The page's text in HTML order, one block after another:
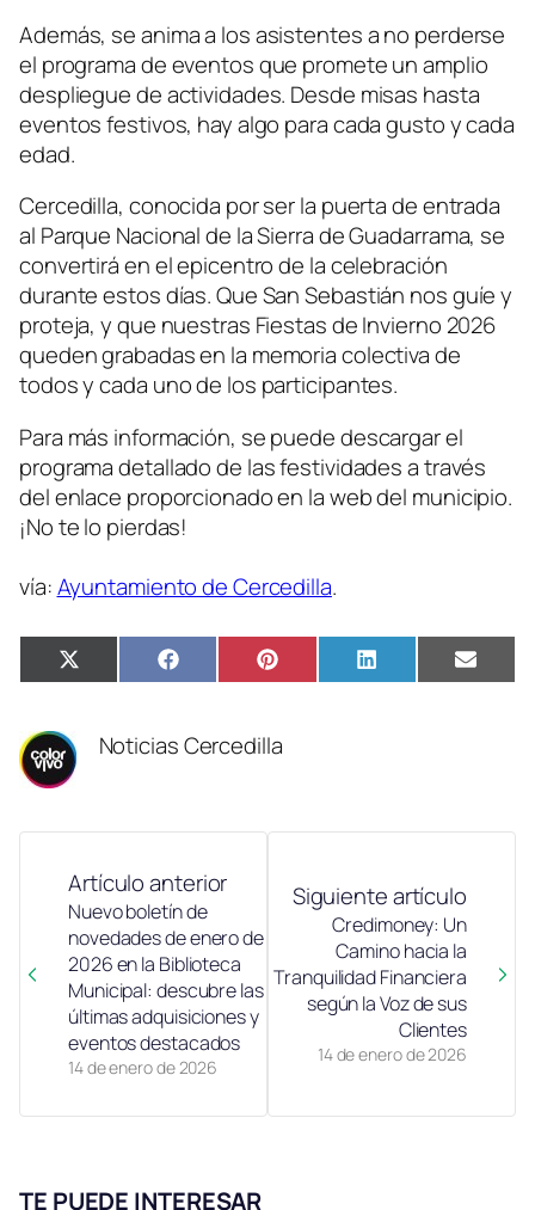
Además, se anima a los asistentes a no perderse
el programa de eventos que promete un amplio
despliegue de actividades. Desde misas hasta
eventos festivos, hay algo para cada gusto y cada
edad.
Cercedilla, conocida por ser la puerta de entrada
al Parque Nacional de la Sierra de Guadarrama, se
convertirá en el epicentro de la celebración
durante estos días. Que San Sebastián nos guíe y
proteja, y que nuestras Fiestas de Invierno 2026
queden grabadas en la memoria colectiva de
todos y cada uno de los participantes.
Para más información, se puede descargar el
programa detallado de las festividades a través
del enlace proporcionado en la web del municipio.
¡No te lo pierdas!
vía:Ayuntamiento de Cercedilla.
Compartir
en
X
(Twitter)
Compartir
en
FacebookCompartir
en
PinterestCompartir
en
LinkedIn
en
Email
Noticias Cercedilla
Artículo anterior
14 de enero de 2026
Nuevo boletín de
novedades de enero de
2026 en la Biblioteca
Municipal: descubre las
últimas adquisiciones y
eventos destacados
Siguiente artículo
14 de enero de 2026
Credimoney: Un
Camino hacia la
Tranquilidad Financiera
según la Voz de sus
Clientes
TE PUEDE INTERESAR